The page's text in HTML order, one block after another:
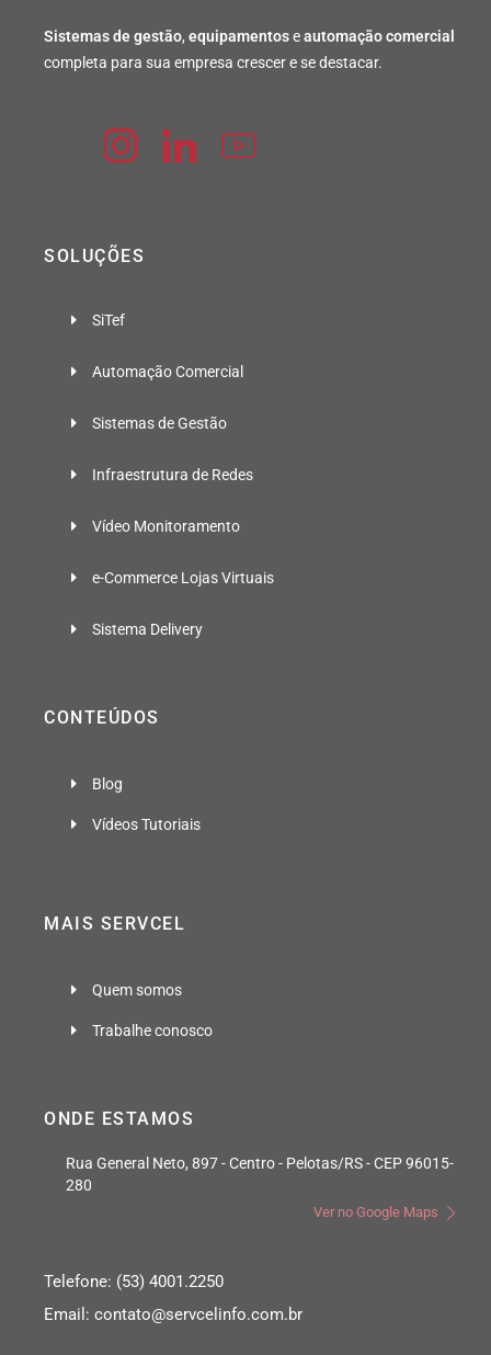
Sistemas de gestão, equipamentoseautomação comercial
completa para sua empresa crescer e se destacar.
SOLUÇÕES
SiTef
Automação Comercial
Sistemas de Gestão
Infraestrutura de Redes
Vídeo Monitoramento
e-Commerce Lojas Virtuais
Sistema Delivery
CONTEÚDOS
Blog
Vídeos Tutoriais
MAIS SERVCEL
Quem somos
Trabalhe conosco
ONDE ESTAMOS
Rua General Neto, 897 - Centro - Pelotas/RS - CEP 96015-
280
Ver no Google Maps
Telefone: (53) 4001.2250
Email: contato@servcelinfo.com.br